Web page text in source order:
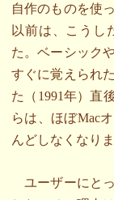
自作のものを使
以前は、こうし
た。ベーシック
すぐに覚えられ
た（1991年）直
らは、ほぼMac
んどしなくなりま
ユーザーにと